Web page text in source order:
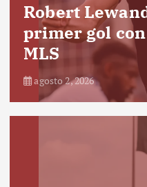
Robert
primer gol
MLS
agosto 2, 2026